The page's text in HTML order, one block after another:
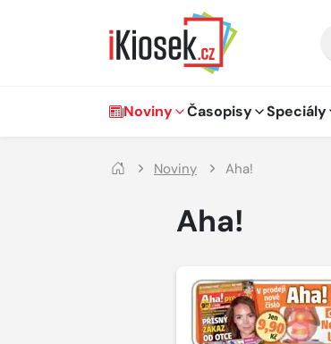
Hlavní navigace
Noviny Časopisy Speciály
Noviny Aha!
Aha!